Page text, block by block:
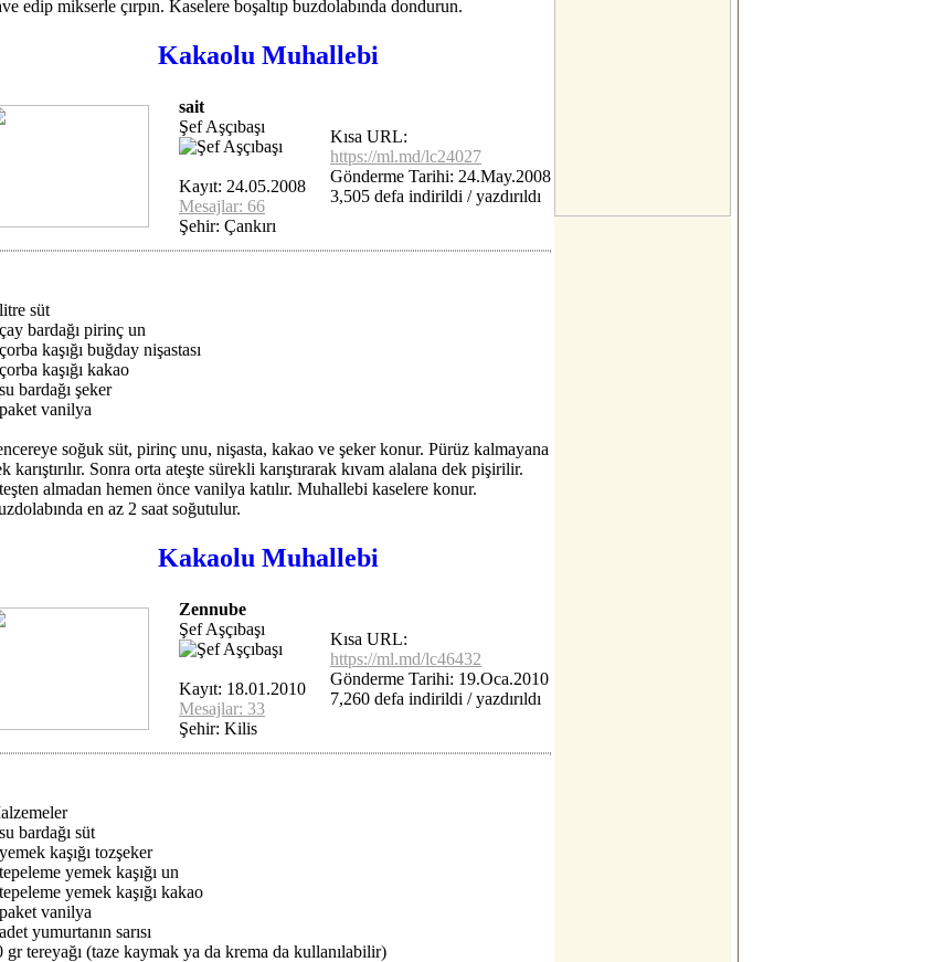
edip mikserle çırpın. Kaselere boşaltıp buzdolabında dondurun.
Kakaolu Muhallebi
sait
Şef Aşçıbaşı
Kayıt: 24.05.2008
Mesajlar: 66
Şehir: Çankırı
Kısa URL:
https://ml.md/lc24027
Gönderme Tarihi: 24.May.2008
3,505 defa indirildi / yazdırıldı
süt
bardağı pirinç un
kaşığı buğday nişastası
kaşığı kakao
bardağı şeker
vanilya
soğuk süt, pirinç unu, nişasta, kakao ve şeker konur. Pürüz kalmayana
karıştırılır. Sonra orta ateşte sürekli karıştırarak kıvam alalana dek pişirilir.
almadan hemen önce vanilya katılır. Muhallebi kaselere konur.
en az 2 saat soğutulur.
Kakaolu Muhallebi
Zennube
Şef Aşçıbaşı
Kayıt: 18.01.2010
Mesajlar: 33
Şehir: Kilis
Kısa URL:
https://ml.md/lc46432
Gönderme Tarihi: 19.Oca.2010
7,260 defa indirildi / yazdırıldı
bardağı süt
kaşığı tozşeker
yemek kaşığı un
yemek kaşığı kakao
vanilya
yumurtanın sarısı
gr tereyağı (taze kaymak ya da krema da kullanılabilir)